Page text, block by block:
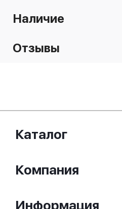
Наличие
Отзывы
Каталог
Компания
Информация